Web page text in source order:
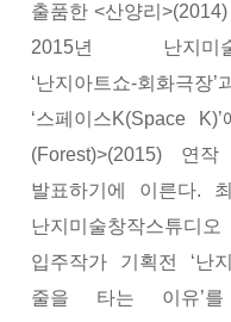
출품한 <산양리
2015년 난지미술
‘난지아트쇼-회화극장’
‘스페이스K(Space
(Forest)>(2015) 연
발표하기에 이른다.
난지미술창작스튜
입주작가 기획전 ‘난
줄을 타는 이유’